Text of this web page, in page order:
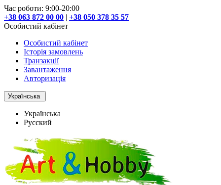
Час роботи: 9:00-20:00
+38 063 872 00 00 | +38 050 378 35 57
Особистий кабінет
Особистий кабінет
Історія замовлень
Транзакції
Завантаження
Авторизація
Українська
Українська
Русский